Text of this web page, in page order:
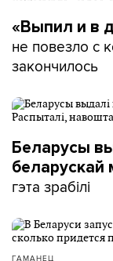
«Выпил и в
не повезло с
закончилось
Беларусы
беларускай
гэта зрабілі
ГАМАНЕЦ